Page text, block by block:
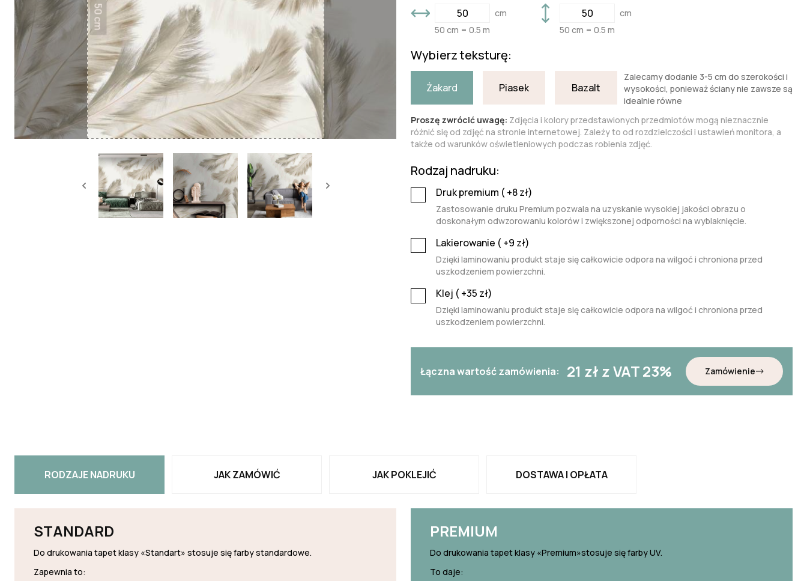
50 cm
cm
50 cm = 0.5 m
cm
50 cm = 0.5 m
Wybierz teksturę:
Żakard Piasek Bazalt
Zalecamy dodanie 3-5 cm do szerokości i
wysokości, ponieważ ściany nie zawsze są
idealnie równe
Proszę zwrócić uwagę: Zdjęcia i kolory przedstawionych przedmiotów mogą nieznacznie
różnić się od zdjęć na stronie internetowej. Zależy to od rozdzielczości i ustawień monitora, a
także od warunków oświetleniowych podczas robienia zdjęć.
Rodzaj nadruku:
Druk premium ( +8zł)
Zastosowanie druku Premium pozwala na uzyskanie wysokiej jakości obrazu o
doskonałym odwzorowaniu kolorów i zwiększonej odporności na wyblaknięcie.
Lakierowanie ( +9 zł)
Dzięki laminowaniu produkt staje się całkowicie odpora na wilgoć i chroniona przed
uszkodzeniem powierzchni.
Klej ( +35 zł)
Dzięki laminowaniu produkt staje się całkowicie odpora na wilgoć i chroniona przed
uszkodzeniem powierzchni.
Łączna wartość zamówienia: 21 zł z VAT 23% Zamówienie
RODZAJE NADRUKU JAK ZAMÓWIĆ JAK POKLEJIĆ DOSTAWA I OPŁATA
STANDARD
Do drukowania tapet klasy «Standart» stosuje się farby standardowe.
Zapewnia to:
PREMIUM
Do drukowania tapet klasy «Premium»stosuje się farby UV.
To daje: